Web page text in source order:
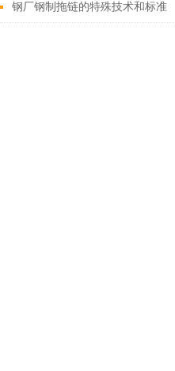
钢厂钢制拖链的特殊技术和标准